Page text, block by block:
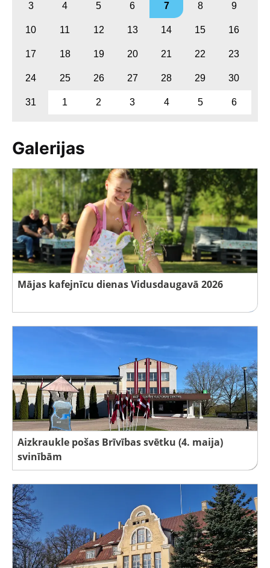
3 4 5 6 7 8 9
10 11 12 13 14 15 16
17 18 19 20 21 22 23
24 25 26 27 28 29 30
31 1 2 3 4 5 6
Galerijas
Mājas kafejnīcu dienas Vidusdaugavā 2026
Aizkraukle pošas Brīvības svētku (4. maija)
svinībām